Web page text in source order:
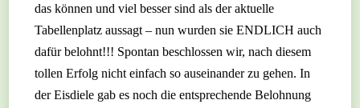
das können und viel besser sind als der aktuelle
Tabellenplatz aussagt – nun wurden sie ENDLICH auch
dafür belohnt!!! Spontan beschlossen wir, nach diesem
tollen Erfolg nicht einfach so auseinander zu gehen. In
der Eisdiele gab es noch die entsprechende Belohnung